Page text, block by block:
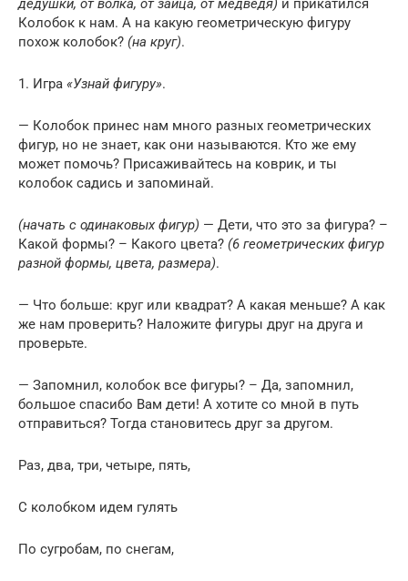
дедушки, от волка, от зайца, от медведя) и прикатился
Колобок к нам. А на какую геометрическую фигуру
похож колобок? (на круг).
1. Игра «Узнай фигуру».
— Колобок принес нам много разных геометрических
фигур, но не знает, как они называются. Кто же ему
может помочь? Присаживайтесь на коврик, и ты
колобок садись и запоминай.
(начать с одинаковых фигур) — Дети, что это за фигура? –
Какой формы? – Какого цвета? (6 геометрических фигур
разной формы, цвета, размера).
— Что больше: круг или квадрат? А какая меньше? А как
же нам проверить? Наложите фигуры друг на друга и
проверьте.
— Запомнил, колобок все фигуры? – Да, запомнил,
большое спасибо Вам дети! А хотите со мной в путь
отправиться? Тогда становитесь друг за другом.
Раз, два, три, четыре, пять,
С колобком идем гулять
По сугробам, по снегам,